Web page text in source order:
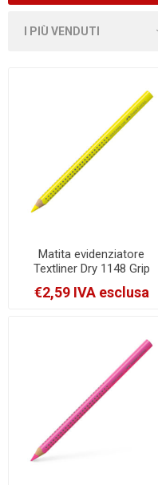
Matita evidenziatore
Textliner Dry 1148 Grip
Jumbo - giallo - diametro
mina 5,4mm - Faber Castell
€2,59 IVA esclusa